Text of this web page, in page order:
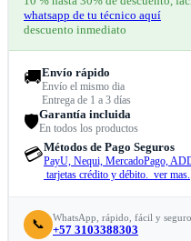
whatsapp de tu técnico aquí
descuento inmediato
🚚Envío rápido
Envío el mismo dia
Entrega de 1 a 3 días
🛡️Garantía incluida
En todos los productos
💳Métodos de Pago Seguros
PayU, Nequi, MercadoPago,
tarjetas crédito y débito. ver mas.
📞 WhatsApp, rápido, fácil y seguro
+57 3103388303